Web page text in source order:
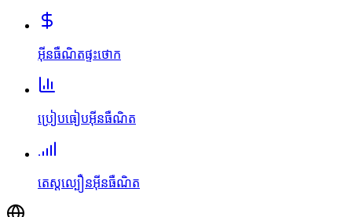
អ៊ីនធឺណិតផ្ទះថោក
ប្រៀបធៀបអ៊ីនធឺណិត
តេស្តល្បឿនអ៊ីនធឺណិត